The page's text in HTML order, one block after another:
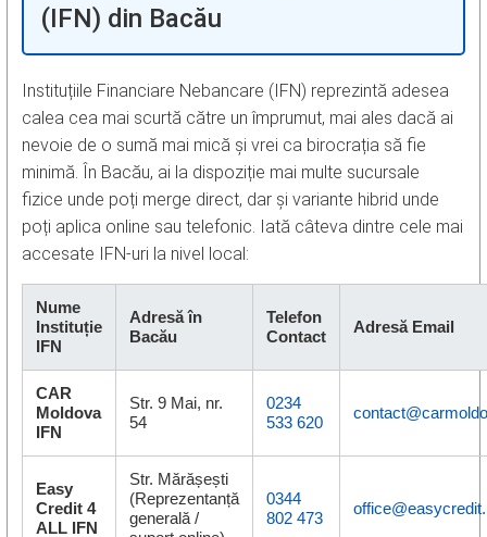
(IFN) din Bacău
Instituțiile Financiare Nebancare (IFN) reprezintă adesea
calea cea mai scurtă către un împrumut, mai ales dacă ai
nevoie de o sumă mai mică și vrei ca birocrația să fie
minimă. În Bacău, ai la dispoziție mai multe sucursale
fizice unde poți merge direct, dar și variante hibrid unde
poți aplica online sau telefonic. Iată câteva dintre cele mai
accesate IFN-uri la nivel local:
Nume
Instituție
IFN
Adresă în
Bacău
Telefon
Contact
Adresă Email
CAR
Moldova
IFN
Str. 9 Mai, nr.
54
0234
533 620
Easy
Credit 4
ALL IFN
Str. Mărășești
(Reprezentanță
generală /
0344
802 473